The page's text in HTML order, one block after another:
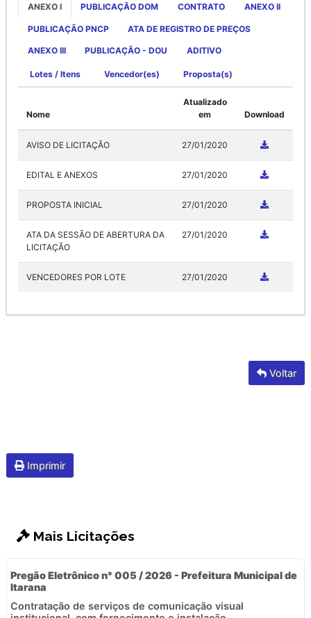
ANEXO I PUBLICAÇÃO DOM CONTRATO ANEXO II
PUBLICAÇÃO PNCP ATA DE REGISTRO DE PREÇOS
ANEXO III PUBLICAÇÃO - DOU ADITIVO
Lotes / Itens Vencedor(es) Proposta(s)
Nome
Atualizado
em
Download
AVISO DE LICITAÇÃO 27/01/2020
EDITAL E ANEXOS 27/01/2020
PROPOSTA INICIAL 27/01/2020
ATA DA SESSÃO DE ABERTURA DA
LICITAÇÃO
27/01/2020
VENCEDORES POR LOTE 27/01/2020
Voltar
Imprimir
Mais Licitações
Pregão Eletrônico n° 005 / 2026 - Prefeitura Municipal de
Itarana
Contratação de serviços de comunicação visual